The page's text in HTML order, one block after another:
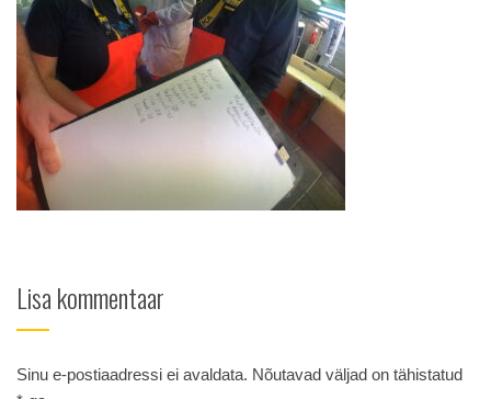
Lisa kommentaar
Sinu e-postiaadressi ei avaldata. Nõutavad väljad on tähistatud